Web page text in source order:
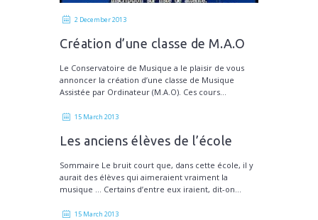
2 December 2013
Création d’une classe de M.A.O
Le Conservatoire de Musique a le plaisir de vous
annoncer la création d’une classe de Musique
Assistée par Ordinateur (M.A.O). Ces cours...
15 March 2013
Les anciens élèves de l’école
Sommaire Le bruit court que, dans cette école, il y
aurait des élèves qui aimeraient vraiment la
musique … Certains d’entre eux iraient, dit-on...
15 March 2013